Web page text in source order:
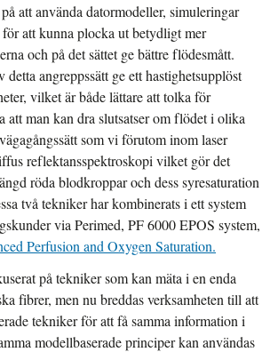
att använda datormodeller, simuleringar
att kunna plocka ut betydligt mer
och på det sättet ge bättre flödesmått.
angreppssätt ge ett hastighetsupplöst
vilket är både lättare att tolka för
att man kan dra slutsatser om flödet i olika
som vi förutom inom laser
reflektansspektroskopi vilket gör det
röda blodkroppar och dess syresaturation
två tekniker har kombinerats i ett system
via Perimed, PF 6000 EPOS system,
Perfusion and Oxygen Saturation.
på tekniker som kan mäta i en enda
fibrer, men nu breddas verksamheten till att
tekniker för att få samma information i
modellbaserade principer kan användas